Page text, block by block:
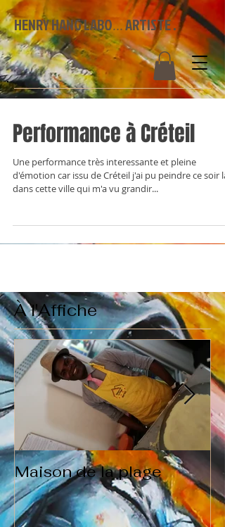
HENRY HANG LABO...ARTISTE .
Performance à Créteil
Une performance très interessante et pleine
d'émotion car issu de Créteil j'ai pu peindre ce soir là
dans cette ville qui m'a vu grandir...
À l'Affiche
Maison de la plage